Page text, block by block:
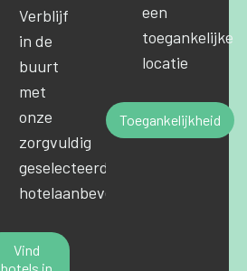
Verblijf
in de
buurt
met
onze
zorgvuldig
geselecteerde
hotelaanbevelingen.
Vind
hotels in
een
toegankelijke
locatie
Toegankelijkheid